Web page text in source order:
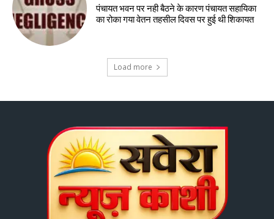
पंचायत भवन पर नही बैठने के कारण पंचायत सहायिका
का रोका गया वेतन तहसील दिवस पर हुई थी शिकायत
Load more